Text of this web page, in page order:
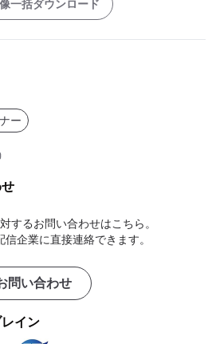
一括ダウンロード
ー
するお問い合わせはこちら。
企業に直接連絡できます。
問い合わせ
イン